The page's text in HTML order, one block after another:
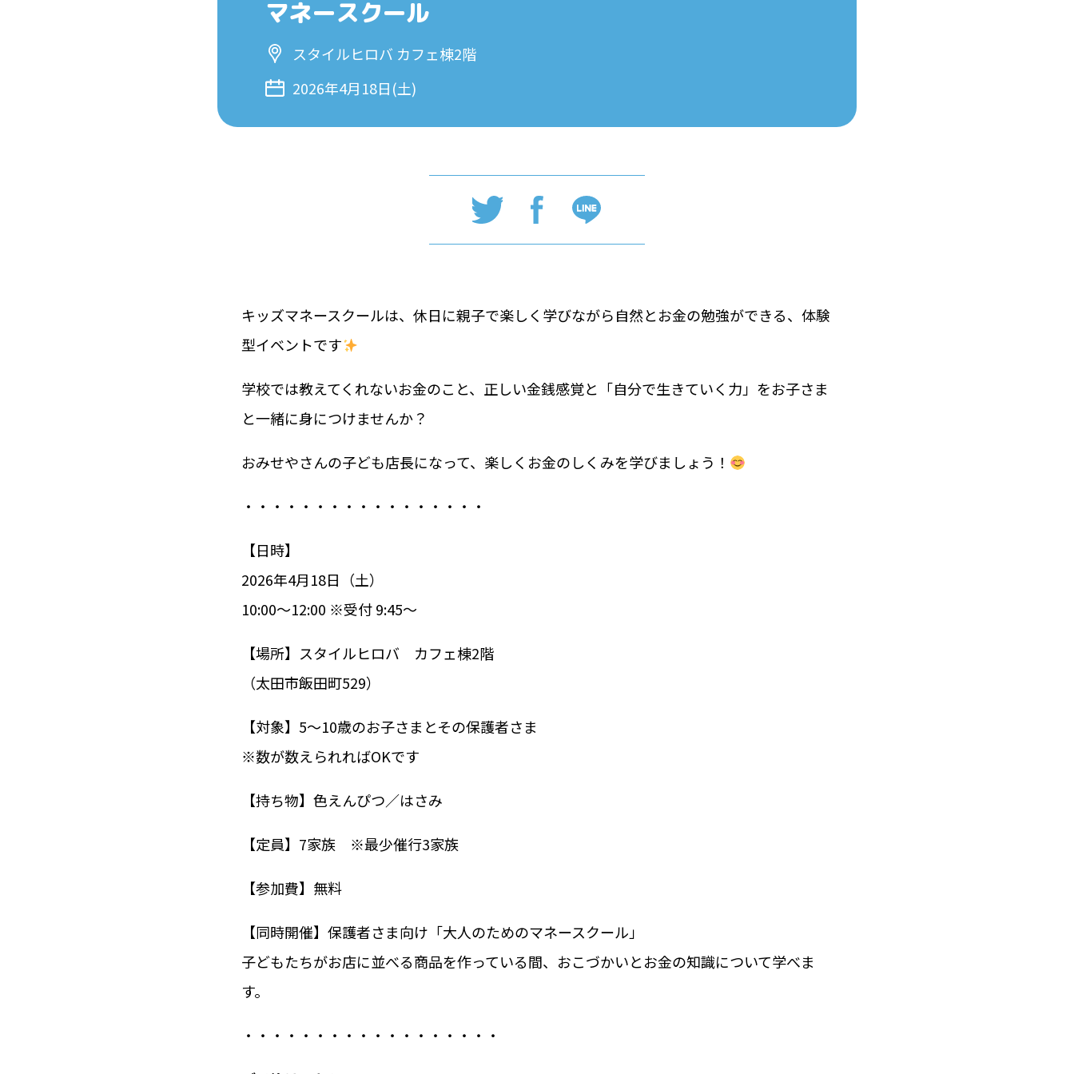
マネースクール
スタイルヒロバ カフェ棟2階
2026年4月18日(土)
キッズマネースクールは、休日に親子で楽しく学びながら自然とお金の勉強ができる、体験
型イベントです
学校では教えてくれないお金のこと、正しい金銭感覚と「自分で生きていく力」をお子さま
と一緒に身につけませんか？
おみせやさんの子ども店長になって、楽しくお金のしくみを学びましょう！
・・・・・・・・・・・・・・・・・
【日時】
2026年4月18日（土）
10:00〜12:00 ※受付 9:45〜
【場所】スタイルヒロバ カフェ棟2階
（太田市飯田町529）
【対象】5〜10歳のお子さまとその保護者さま
※数が数えられればOKです
【持ち物】色えんぴつ／はさみ
【定員】7家族 ※最少催行3家族
【参加費】無料
【同時開催】保護者さま向け「大人のためのマネースクール」
子どもたちがお店に並べる商品を作っている間、おこづかいとお金の知識について学べま
す。
・・・・・・・・・・・・・・・・・・